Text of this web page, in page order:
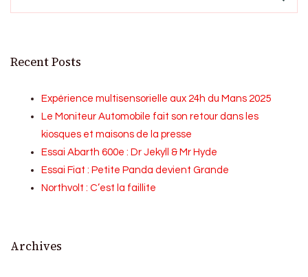
Recent Posts
Expérience multisensorielle aux 24h du Mans 2025
Le Moniteur Automobile fait son retour dans les
kiosques et maisons de la presse
Essai Abarth 600e : Dr Jekyll & Mr Hyde
Essai Fiat : Petite Panda devient Grande
Northvolt : C’est la faillite
Archives